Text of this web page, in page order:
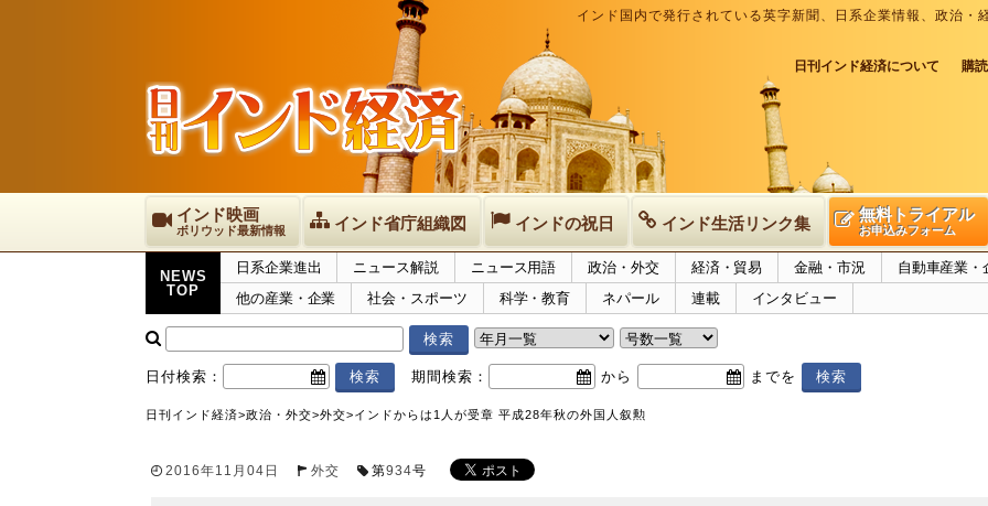
インド国内で発行されている英字新聞、日系企業情報、政治
日刊インド経済について 購
インド映画
ボリウッド最新情報 インド省庁組織図 インドの祝日 インド生活リンク集 無料トライアル
お申込みフォーム
NEWS
TOP
日系企業進出 ニュース解説 ニュース用語 政治・外交 経済・貿易 金融・市況
自動車産業・
他の産業・企業
社会・スポーツ 科学・教育 ネパール 連載 インタビュー
日付検索： 期間検索： から までを
日刊インド経済>政治・外交>外交>インドからは1人が受章 平成28年秋の外国人叙勲
2016年11月04日 外交 第934号